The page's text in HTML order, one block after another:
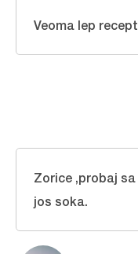
Veoma lep
Zorice ,probaj
jos soka.